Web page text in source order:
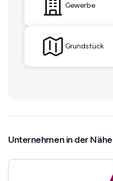
Gewerbe
Grundstück
Unternehmen in der Nähe